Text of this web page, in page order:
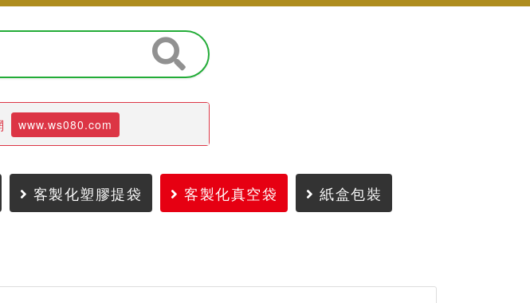
www.ws080.com
客製化塑膠提袋 客製化真空袋 紙盒包裝